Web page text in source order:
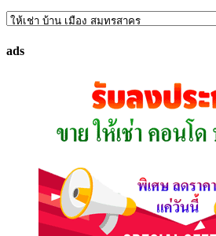
ค้นหา
ที่
ads